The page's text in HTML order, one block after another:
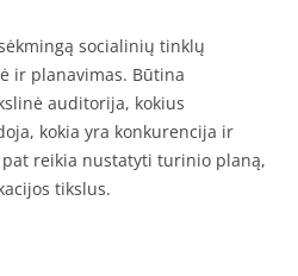
socialinių tinklų
ir planavimas. Būtina
auditorija, kokius
kokia yra konkurencija ir
reikia nustatyti turinio planą,
tikslus.